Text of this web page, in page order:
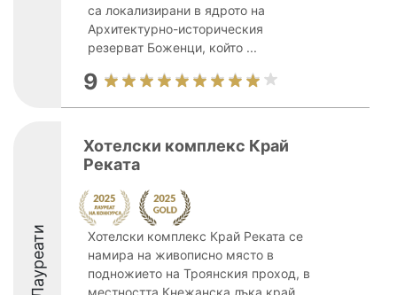
са локализирани в ядрото на
Архитектурно-историческия
резерват Боженци, който ...
9
Лауреати
Хотелски комплекс Край
Реката
Хотелски комплекс Край Реката се
намира на живописно място в
подножието на Троянския проход, в
местността Кнежанска лъка край